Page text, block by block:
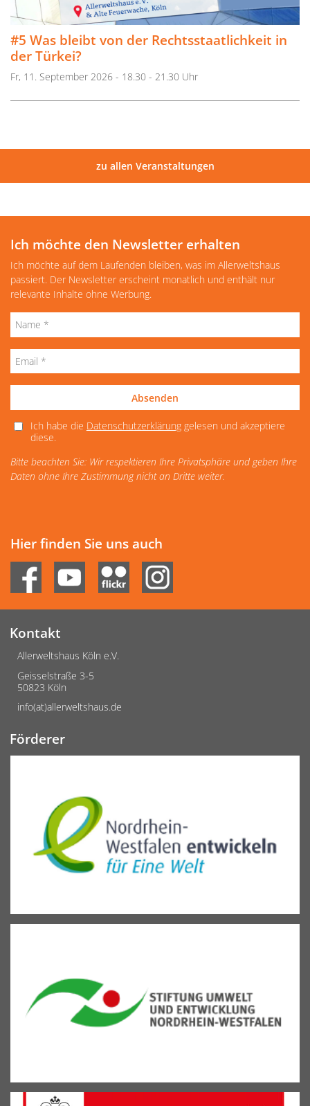
#5 Was bleibt von der Rechtsstaatlichkeit in
der Türkei?
Fr, 11. September 2026 - 18.30 - 21.30 Uhr
zu allen Veranstaltungen
Ich möchte den Newsletter erhalten
Ich möchte auf dem Laufenden bleiben, was im Allerweltshaus
passiert. Der Newsletter erscheint monatlich und enthält nur
relevante Inhalte ohne Werbung.
Absenden
Ich habe die Datenschutzerklärunggelesen und akzeptiere
diese.
Bitte beachten Sie: Wir respektieren Ihre Privatsphäre und geben Ihre
Daten ohne Ihre Zustimmung nicht an Dritte weiter.
Hier finden Sie uns auch
Kontakt
Allerweltshaus Köln e.V.
Geisselstraße 3-5
50823 Köln
info(at)allerweltshaus.de
Förderer